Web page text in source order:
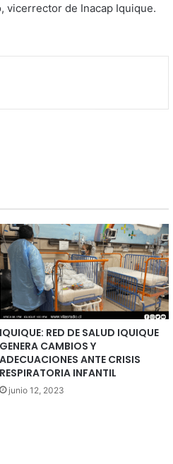
vicerrector de Inacap Iquique.
IQUIQUE: RED DE SALUD IQUIQUE
GENERA CAMBIOS Y
ADECUACIONES ANTE CRISIS
RESPIRATORIA INFANTIL
junio 12, 2023